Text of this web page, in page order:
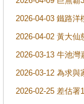
2026-04-03 鐵路洋
2026-04-02 黃大
2026-03-13 牛池灣
2026-03-12 為求
2026-02-25 差估